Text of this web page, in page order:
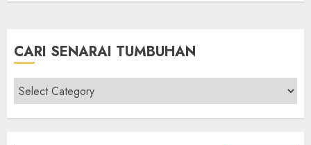
CARI SENARAI TUMBUHAN
Cari
Senarai
Tumbuhan